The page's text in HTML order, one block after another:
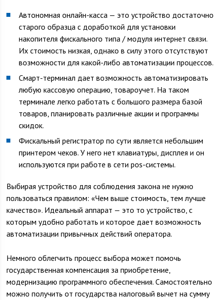
Автономная онлайн-касса — это устройство достаточно
старого образца с доработкой для установки
накопителя фискального типа / модуля интернет связи.
Их стоимость низкая, однако в силу этого отсутствуют
возможности для какой-либо автоматизации процессов.
Смарт-терминал дает возможность автоматизировать
любую кассовую операцию, товароучет. На таком
терминале легко работать с большого размера базой
товаров, планировать различные акции и программы
скидок.
Фискальный регистратор по сути является небольшим
принтером чеков. У него нет клавиатуры, дисплея и он
используются при работе в сети pos-системы.
Выбирая устройство для соблюдения закона не нужно
пользоваться правилом: «Чем выше стоимость, тем лучше
качество». Идеальный аппарат — это то устройство, с
которым удобно работать и которое дает возможность
автоматизации привычных действий оператора.
Немного облегчить процесс выбора может помочь
государственная компенсация за приобретение,
модернизацию программного обеспечения. Самостоятельно
можно получить от государства налоговый вычет на сумму